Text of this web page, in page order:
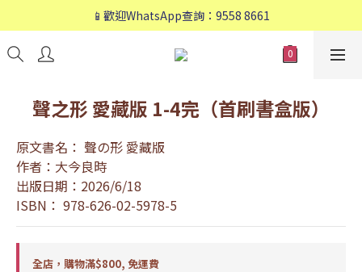
📱歡迎WhatsApp查詢：9558 8661
📱歡迎WhatsApp查詢：9558 8661
❤️會員專享：🛍購物滿💰HK$800，🚚免運費❤️
聲之形 愛藏版 1-4完（首刷書盒版）
原文書名： 聲の形 愛藏版
作者：大今良時
出版日期：2026/6/18
ISBN： 978-626-02-5978-5
全店，購物滿$800, 免運費